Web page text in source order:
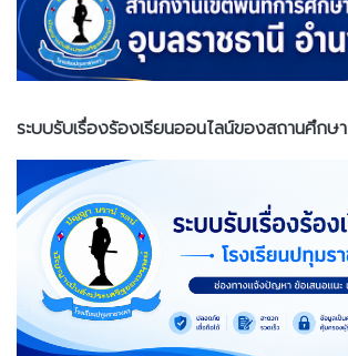
ระบบรับเรื่องร้องเรียนออนไลน์ของสถานศึกษา